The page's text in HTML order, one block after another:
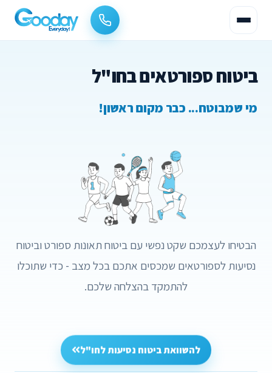
ביטוח ספורטאים בחו"ל
מי שמבוטח... כבר מקום ראשון!
הבטיחו לעצמכם שקט נפשי עם ביטוח תאונות ספורט וביטוח
נסיעות לספורטאים שמכסים אתכם בכל מצב - כדי שתוכלו
להתמקד בהצלחה שלכם.
להשוואת ביטוח נסיעות לחו"ל